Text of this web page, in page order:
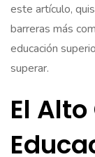
este artículo,
barreras más
educación
superar.
El